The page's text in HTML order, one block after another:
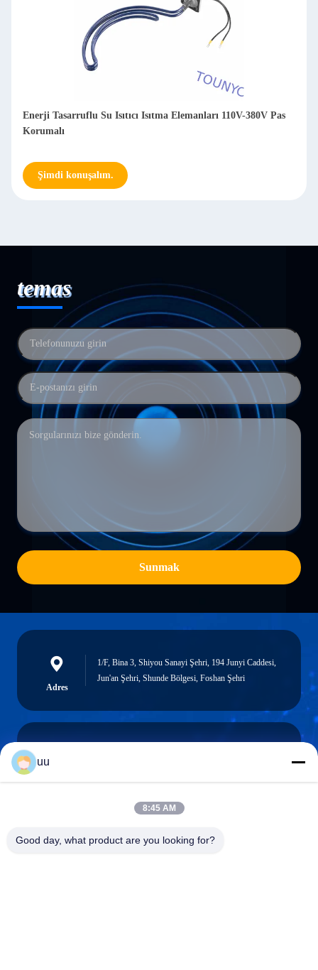
Enerji Tasarruflu Su Isıtıcı Isıtma Elemanları 110V-380V Pas
Korumalı
Şimdi konuşalım.
temas
Sunmak
Adres
1/F, Bina 3, Shiyou Sanayi Şehri, 194 Junyi Caddesi,
Jun'an Şehri, Shunde Bölgesi, Foshan Şehri
E-posta
uu
8:45 AM
Good day, what product are you looking for?